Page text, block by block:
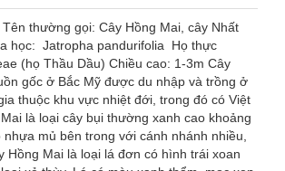
thường gọi: Cây Hồng Mai, cây Nhất
học: Jatropha pandurifolia Họ thực
(họ Thầu Dầu) Chiều cao: 1-3m Cây
gốc ở Bắc Mỹ được du nhập và trồng ở
thuộc khu vực nhiệt đới, trong đó có Việt
là loại cây bụi thường xanh cao khoảng
mủ bên trong với cánh nhánh nhiều,
Hồng Mai là loại lá đơn có hình trái xoan